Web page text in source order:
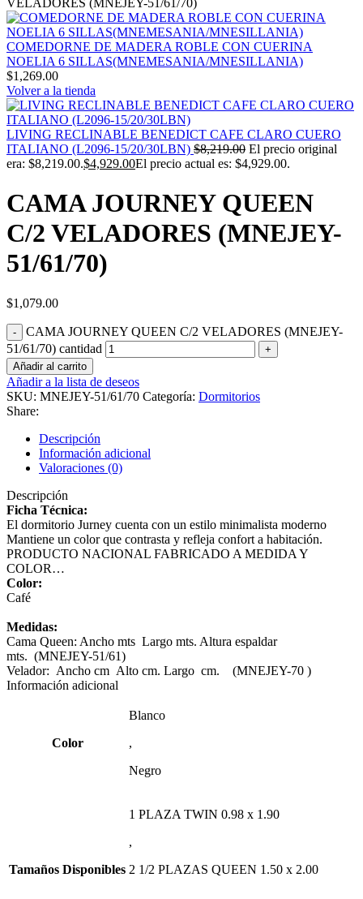
VELADORES (MNEJEY-51/61/70)
COMEDORNE DE MADERA ROBLE CON CUERINA
NOELIA 6 SILLAS(MNEMESANIA/MNESILLANIA)
$1,269.00
Volver a la tienda
LIVING RECLINABLE BENEDICT CAFE CLARO CUERO
ITALIANO (L2096-15/20/30LBN) $8,219.00 El precio original
era: $8,219.00.$4,929.00El precio actual es: $4,929.00.
CAMA JOURNEY QUEEN
C/2 VELADORES (MNEJEY-
51/61/70)
$1,079.00
CAMA JOURNEY QUEEN C/2 VELADORES (MNEJEY-
51/61/70) cantidad
Añadir al carrito
Añadir a la lista de deseos
SKU: MNEJEY-51/61/70 Categoría: Dormitorios
Share:
Descripción
Información adicional
Valoraciones (0)
Descripción
Ficha Técnica:
El dormitorio Jurney cuenta con un estilo minimalista moderno
Mantiene un color que contrasta y refleja confort a habitación.
PRODUCTO NACIONAL FABRICADO A MEDIDA Y
COLOR…
Color:
Café
Medidas:
Cama Queen: Ancho mts Largo mts. Altura espaldar
mts. (MNEJEY-51/61)
Velador: Ancho cm Alto cm. Largo cm. (MNEJEY-70 )
Información adicional
Color
Blanco
,
Negro
Tamaños Disponibles
1 PLAZA TWIN 0.98 x 1.90
,
2 1/2 PLAZAS QUEEN 1.50 x 2.00